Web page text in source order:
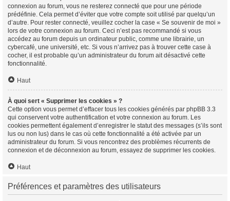
connexion au forum, vous ne resterez connecté que pour une période
prédéfinie. Cela permet d’éviter que votre compte soit utilisé par quelqu’un
d’autre. Pour rester connecté, veuillez cocher la case « Se souvenir de moi »
lors de votre connexion au forum. Ceci n’est pas recommandé si vous
accédez au forum depuis un ordinateur public, comme une librairie, un
cybercafé, une université, etc. Si vous n’arrivez pas à trouver cette case à
cocher, il est probable qu’un administrateur du forum ait désactivé cette
fonctionnalité.
Haut
À quoi sert « Supprimer les cookies » ?
Cette option vous permet d’effacer tous les cookies générés par phpBB 3.3
qui conservent votre authentification et votre connexion au forum. Les
cookies permettent également d’enregistrer le statut des messages (s’ils sont
lus ou non lus) dans le cas où cette fonctionnalité a été activée par un
administrateur du forum. Si vous rencontrez des problèmes récurrents de
connexion et de déconnexion au forum, essayez de supprimer les cookies.
Haut
Préférences et paramètres des utilisateurs